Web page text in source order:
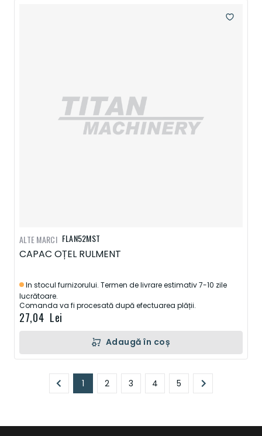
FLAN52MST
CAPAC OȚEL RULMENT
In stocul furnizorului. Termen de livrare estimativ 7-10 zile
lucrătoare.
Comanda va fi procesată după efectuarea plății.
27,04 Lei
ALTE MARCI
Adaugă în coș
Pagină
În prezent, citiți pagina
1
Pagină
2
Pagină
3
Pagină
4
Pagină
5